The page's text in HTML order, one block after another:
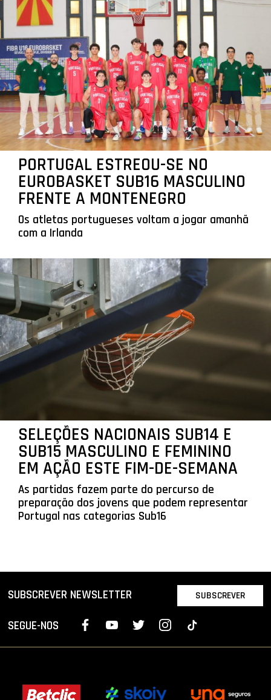
PORTUGAL ESTREOU-SE NO
EUROBASKET SUB16 MASCULINO
FRENTE A MONTENEGRO
Os atletas portugueses voltam a jogar amanhã
com a Irlanda
SELEÇÕES NACIONAIS SUB14 E
SUB15 MASCULINO E FEMININO
EM AÇÃO ESTE FIM-DE-SEMANA
As partidas fazem parte do percurso de
preparação dos jovens que podem representar
Portugal nas categorias Sub16
SUBSCREVER NEWSLETTER SUBSCREVER
SEGUE-NOS